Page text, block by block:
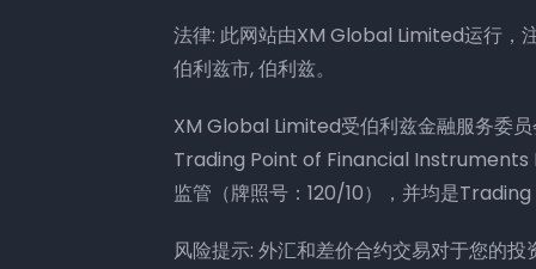
法律: 此网站由XM Global Limited运行
伯利兹市, 伯利兹。
XM Global Limited受伯利兹金融服务委
Trading Point of Financial Instruments
监管（牌照号：120/10），并均是
风险提示: 外汇和差价合约交易对于您的